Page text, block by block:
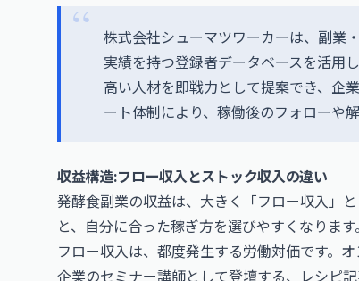
株式会社シューマツワーカーは、副業
実績を持つ登録者データベースを活用
高い人材を即戦力として提案でき、企
ート体制により、稼働後のフォローや
収益構造:フロー収入とストック収入の違い
発酵食副業の収益は、大きく「フロー収入」
と、自分に合った稼ぎ方を選びやすくなります。
フロー収入は、都度発生する労働対価です。
企業のセミナー講師として登壇する、レシピ